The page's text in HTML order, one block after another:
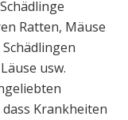
Ratten, Mäuse
usw.
Krankheiten